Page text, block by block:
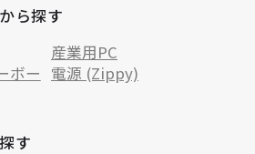
ら探す
産業用PC
ボー 電源 (Zippy)
す